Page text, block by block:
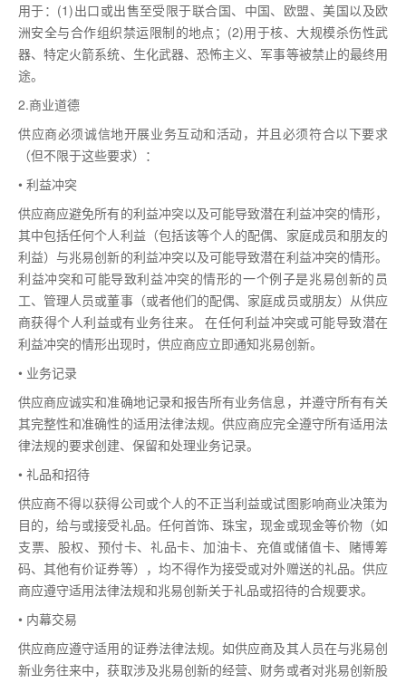
用于：(1)出口或出售至受限于联合国、中国、欧盟、美国以及欧
洲安全与合作组织禁运限制的地点；(2)用于核、大规模杀伤性武
器、特定火箭系统、生化武器、恐怖主义、军事等被禁止的最终用
途。
2.商业道德
供应商必须诚信地开展业务互动和活动，并且必须符合以下要求
（但不限于这些要求）：
• 利益冲突
供应商应避免所有的利益冲突以及可能导致潜在利益冲突的情形，
其中包括任何个人利益（包括该等个人的配偶、家庭成员和朋友的
利益）与兆易创新的利益冲突以及可能导致潜在利益冲突的情形。
利益冲突和可能导致利益冲突的情形的一个例子是兆易创新的员
工、管理人员或董事（或者他们的配偶、家庭成员或朋友）从供应
商获得个人利益或有业务往来。 在任何利益冲突或可能导致潜在
利益冲突的情形出现时，供应商应立即通知兆易创新。
• 业务记录
供应商应诚实和准确地记录和报告所有业务信息，并遵守所有有关
其完整性和准确性的适用法律法规。供应商应完全遵守所有适用法
律法规的要求创建、保留和处理业务记录。
• 礼品和招待
供应商不得以获得公司或个人的不正当利益或试图影响商业决策为
目的，给与或接受礼品。任何首饰、珠宝，现金或现金等价物（如
支票、股权、预付卡、礼品卡、加油卡、充值或储值卡、赌博筹
码、其他有价证券等），均不得作为接受或对外赠送的礼品。供应
商应遵守适用法律法规和兆易创新关于礼品或招待的合规要求。
• 内幕交易
供应商应遵守适用的证券法律法规。如供应商及其人员在与兆易创
新业务往来中，获取涉及兆易创新的经营、财务或者对兆易创新股